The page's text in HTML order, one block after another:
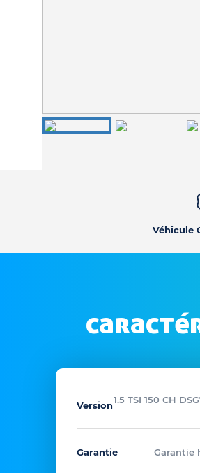
Véhicule
Version1.5 TSI 150 CH
Garantie Garantie